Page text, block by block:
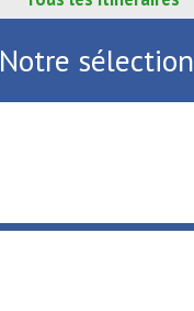
Notre sélection